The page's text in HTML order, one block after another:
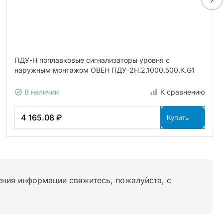
ПДУ-Н поплавковые сигнализаторы уровня с
наружным монтажом ОВЕН ПДУ-2Н.2.1000.500.К.G1
В наличии К сравнению
4 165.08 ₽ Купить
информации свяжитесь, пожалуйста, с